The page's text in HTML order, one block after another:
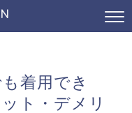
着用でき
ト・デメリ